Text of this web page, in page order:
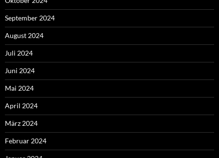
September 2024
August 2024
Juli 2024
Juni 2024
Mai 2024
April 2024
März 2024
Februar 2024